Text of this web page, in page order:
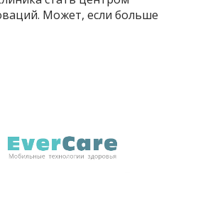
Может, если больше